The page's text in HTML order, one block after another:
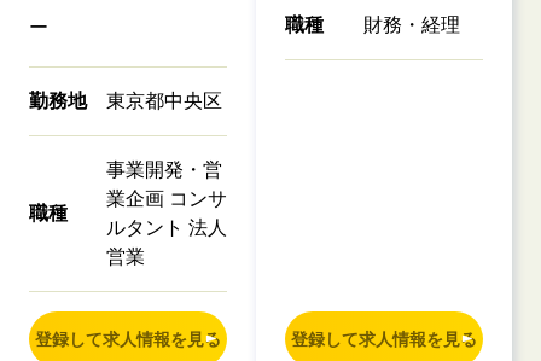
ー
勤務地 東京都中央区
職種
事業開発・営
業企画 コンサ
ルタント 法人
営業
登録して求人情報を見る
職種 財務・経理
登録して求人情報を見る